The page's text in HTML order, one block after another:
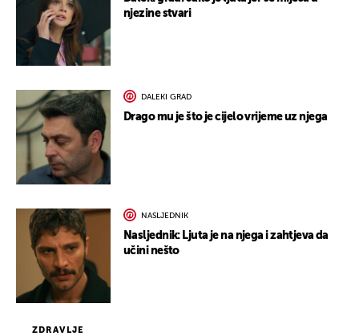
ZDRAVLJE
njezine stvari
DALEKI GRAD
Drago mu je što je cijelo vrijeme uz njega
NASLJEDNIK
Nasljednik: Ljuta je na njega i zahtjeva da
učini nešto